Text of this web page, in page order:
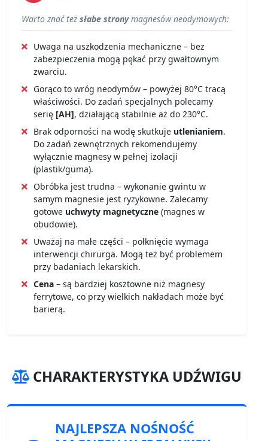
Warto znać też słabe stronymagnesów neodymowych:
Uwaga na uszkodzenia mechaniczne – bez
zabezpieczenia mogą pękać przy gwałtownym
zwarciu.
Gorąco to wróg neodymów – powyżej 80°C tracą
właściwości. Do zadań specjalnych polecamy
serię [AH], działającą stabilnie aż do 230°C.
Brak odporności na wodę skutkuje utlenianiem.
Do zadań zewnętrznych rekomendujemy
wyłącznie magnesy w pełnej izolacji
(plastik/guma).
Obróbka jest trudna – wykonanie gwintu w
samym magnesie jest ryzykowne. Zalecamy
gotowe uchwyty magnetyczne (magnes w
obudowie).
Uważaj na małe części – połknięcie wymaga
interwencji chirurga. Mogą też być problemem
przy badaniach lekarskich.
Cena – są bardziej kosztowne niż magnesy
ferrytowe, co przy wielkich nakładach może być
barierą.
CHARAKTERYSTYKA UDŹWIGU
NAJLEPSZA NOŚNOŚĆ